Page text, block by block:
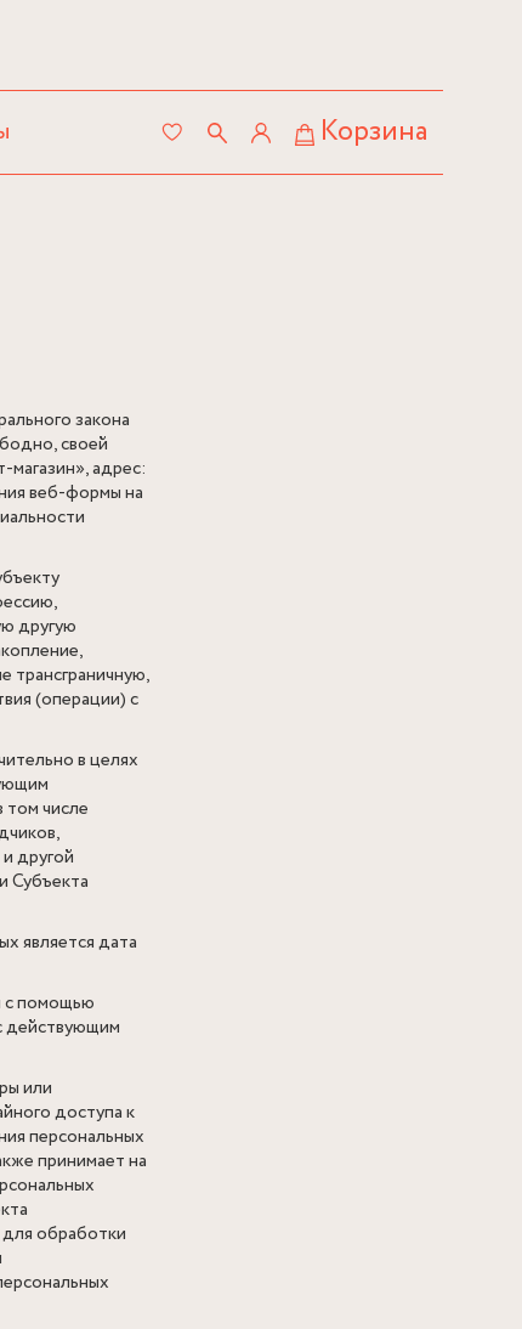
Корзина
закона
своей
адрес:
веб-формы на
другую
трансграничную,
(операции) с
в целях
числе
другой
Субъекта
является дата
с помощью
действующим
или
доступа к
персональных
принимает на
обработки